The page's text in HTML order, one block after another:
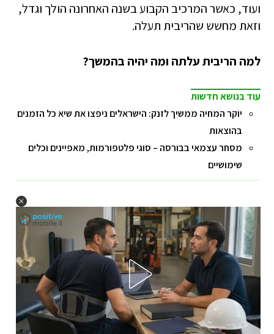
ועוד, כאשר המרכיב הקבוע בשנה האחרונה הולך וגדל,
וזאת מחשש שהריבית תעלה.
למה הריבית עלתה ומה יהיה בהמשך?
עוד בנושא חדשות
יוקר המחיה ממשיך לזנק: הישראלים ניפצו את שיא כל הזמנים
בהוצאות
מסחר עצמאי בבורסה – סוגי פלטפורמות, מאפיינים וכלים
שימושיים